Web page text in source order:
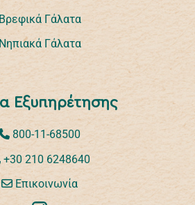
Βρεφικά Γάλατα
Νηπιακά Γάλατα
Εξυπηρέτησης
800-11-68500
+30 210 6248640
Επικοινωνία